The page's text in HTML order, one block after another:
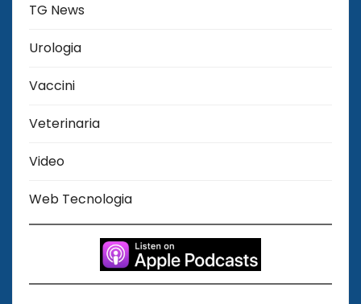
TG News
Urologia
Vaccini
Veterinaria
Video
Web Tecnologia